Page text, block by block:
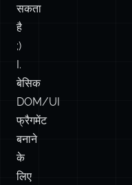
सकता
है
;)
I.
बेसिक
DOM/UI
फ्रैगमेंट
बनाने
के
लिए